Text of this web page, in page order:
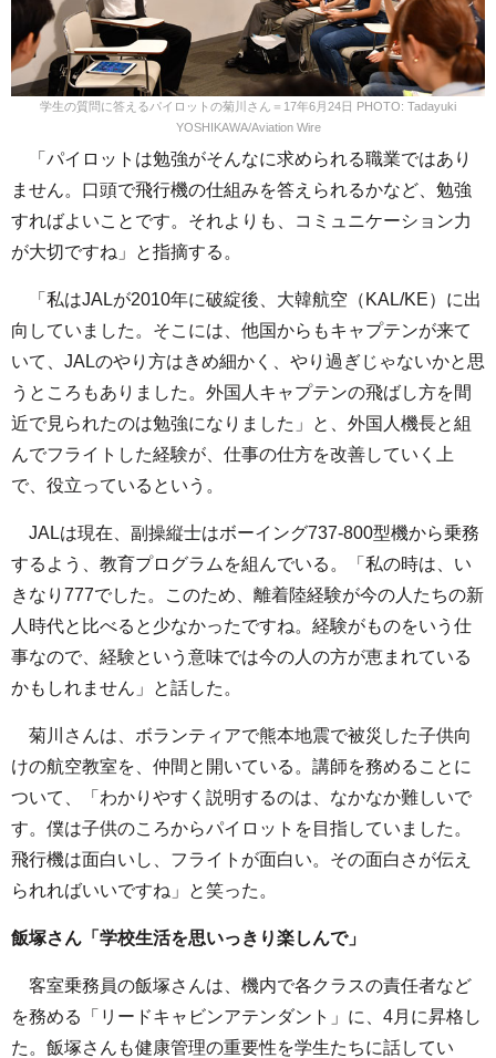
学生の質問に答えるパイロットの菊川さん＝17年6月24日 PHOTO: Tadayuki
YOSHIKAWA/Aviation Wire
「パイロットは勉強がそんなに求められる職業ではあり
ません。口頭で飛行機の仕組みを答えられるかなど、勉強
すればよいことです。それよりも、コミュニケーション力
が大切ですね」と指摘する。
「私はJALが2010年に破綻後、大韓航空（KAL/KE）に出
向していました。そこには、他国からもキャプテンが来て
いて、JALのやり方はきめ細かく、やり過ぎじゃないかと思
うところもありました。外国人キャプテンの飛ばし方を間
近で見られたのは勉強になりました」と、外国人機長と組
んでフライトした経験が、仕事の仕方を改善していく上
で、役立っているという。
JALは現在、副操縦士はボーイング737-800型機から乗務
するよう、教育プログラムを組んでいる。「私の時は、い
きなり777でした。このため、離着陸経験が今の人たちの新
人時代と比べると少なかったですね。経験がものをいう仕
事なので、経験という意味では今の人の方が恵まれている
かもしれません」と話した。
菊川さんは、ボランティアで熊本地震で被災した子供向
けの航空教室を、仲間と開いている。講師を務めることに
ついて、「わかりやすく説明するのは、なかなか難しいで
す。僕は子供のころからパイロットを目指していました。
飛行機は面白いし、フライトが面白い。その面白さが伝え
られればいいですね」と笑った。
飯塚さん「学校生活を思いっきり楽しんで」
客室乗務員の飯塚さんは、機内で各クラスの責任者など
を務める「リードキャビンアテンダント」に、4月に昇格し
た。飯塚さんも健康管理の重要性を学生たちに話してい